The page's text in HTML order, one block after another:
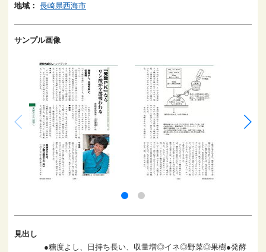
地域： 長崎県西海市
サンプル画像
見出し
●糖度よし、日持ち長い、収量増◎イネ◎野菜◎果樹●発酵